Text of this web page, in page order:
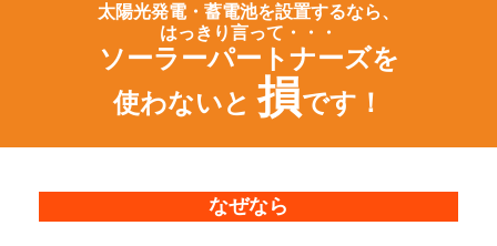
太陽光発電・蓄電池を設置するなら、
はっきり言って・・・
ソーラーパートナーズを
使わないと 損です！
なぜなら